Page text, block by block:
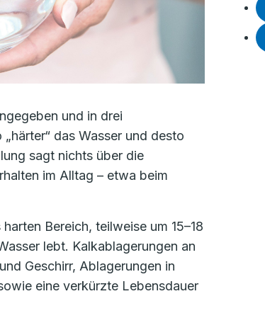
und in drei
das Wasser und desto
sagt nichts über die
im Alltag – etwa beim
Bereich, teilweise um 15–18
lebt. Kalkablagerungen an
Geschirr, Ablagerungen in
eine verkürzte Lebensdauer